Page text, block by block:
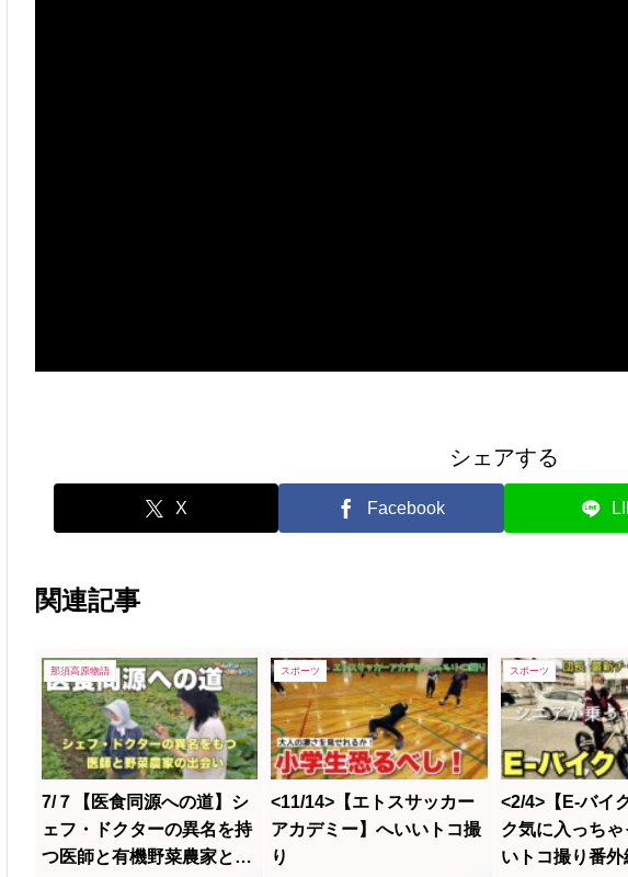
シェアする
X Facebook
関連記事
那須高原物語
7/７【医食同源への道】シ
ェフ・ドクターの異名を持
つ医師と有機野菜農家との
スポーツ
<11/14>【エトスサッカー
アカデミー】へいいトコ撮
り
スポーツ
<2/4>【E-バイ
ク気に入っち
いトコ撮り番